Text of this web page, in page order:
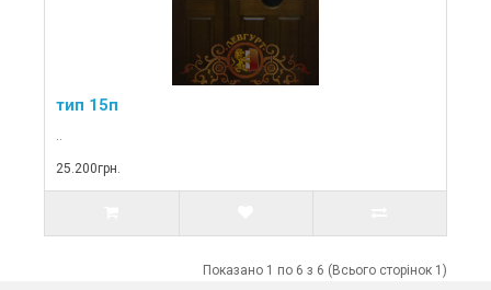
тип 15п
..
25.200грн.
Показано 1 по 6 з 6 (Всього сторінок 1)